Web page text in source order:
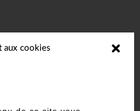
aux cookies